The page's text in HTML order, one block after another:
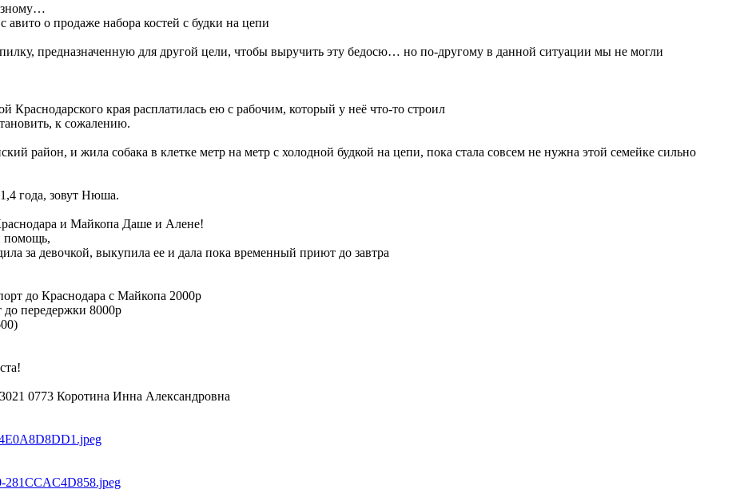
о продаже набора костей с будки на цепи
предназначенную для другой цели, чтобы выручить эту бедосю… но по-другому в данной ситуации мы не могли
Краснодарского края расплатилась ею с рабочим, который у неё что-то строил
к сожалению.
район, и жила собака в клетке метр на метр с холодной будкой на цепи, пока стала совсем не нужна этой семейке сильно
года, зовут Нюша.
и Майкопа Даше и Алене!
помощь,
за девочкой, выкупила ее и дала пока временный приют до завтра
до Краснодара с Майкопа 2000р
передержки 8000р
0773 Коротина Инна Александровна